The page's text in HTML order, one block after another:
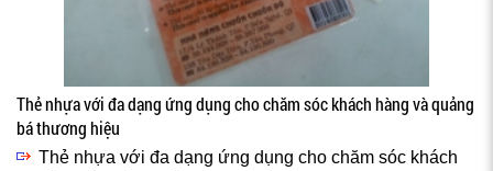
Thẻ nhựa với đa dạng ứng dụng cho chăm sóc khách hàng và quảng
bá thương hiệu
Thẻ nhựa với đa dạng ứng dụng cho chăm sóc khách